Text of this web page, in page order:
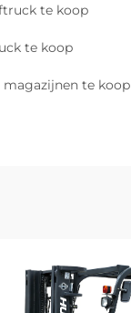
te koop
te koop
te koop